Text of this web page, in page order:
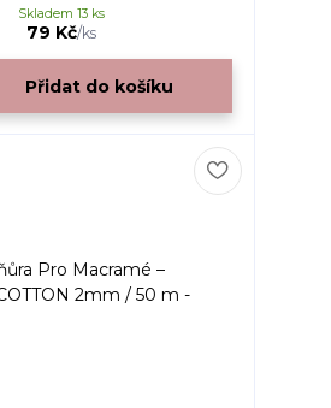
79 Kč/ks
Skladem 13 ks
Přidat do košíku